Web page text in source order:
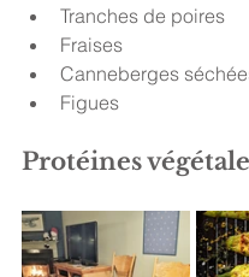
Tranches de poires
Fraises
Canneberges
Figues
Protéines